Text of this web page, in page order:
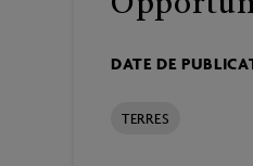
DATE DE
TERRES